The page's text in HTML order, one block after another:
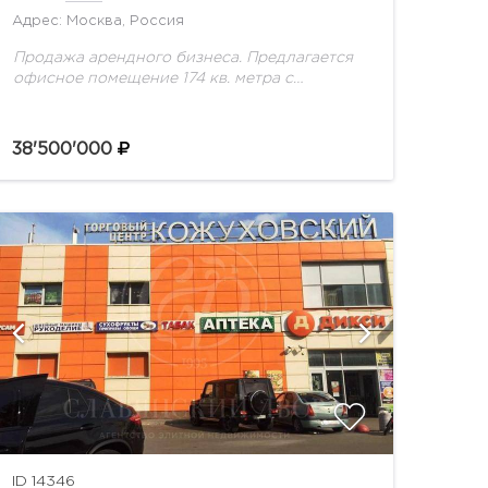
Адрес: Москва, Россия
Продажа арендного бизнеса. Предлагается
офисное помещение 174 кв. метра с
круглосуточная охрана. Помещение с
38'500'000
ID 14346